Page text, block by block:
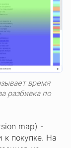
время
разбивка по
map) -
к покупке. На